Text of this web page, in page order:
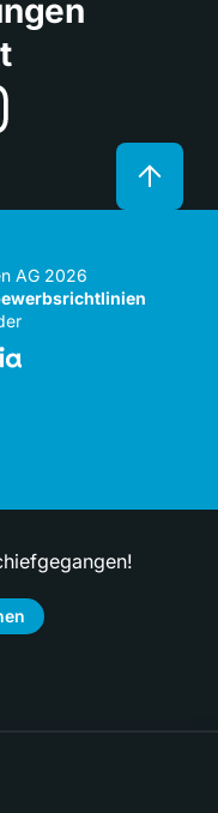
AG 2026